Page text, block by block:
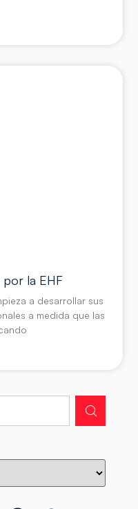
por la EHF
a desarrollar sus
a medida que las